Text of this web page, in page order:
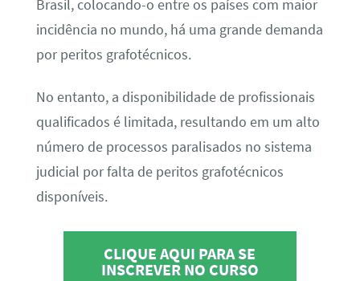
Brasil, colocando-o entre os países com maior
incidência no mundo, há uma grande demanda
por peritos grafotécnicos.
No entanto, a disponibilidade de profissionais
qualificados é limitada, resultando em um alto
número de processos paralisados no sistema
judicial por falta de peritos grafotécnicos
disponíveis.
CLIQUE AQUI PARA SE
INSCREVER NO CURSO